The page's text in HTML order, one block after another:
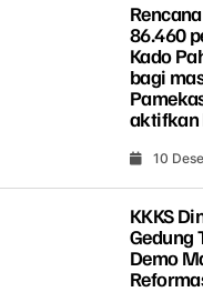
86.460
Kado
bagi
aktifkan
10
KKKS
Gedung
Demo